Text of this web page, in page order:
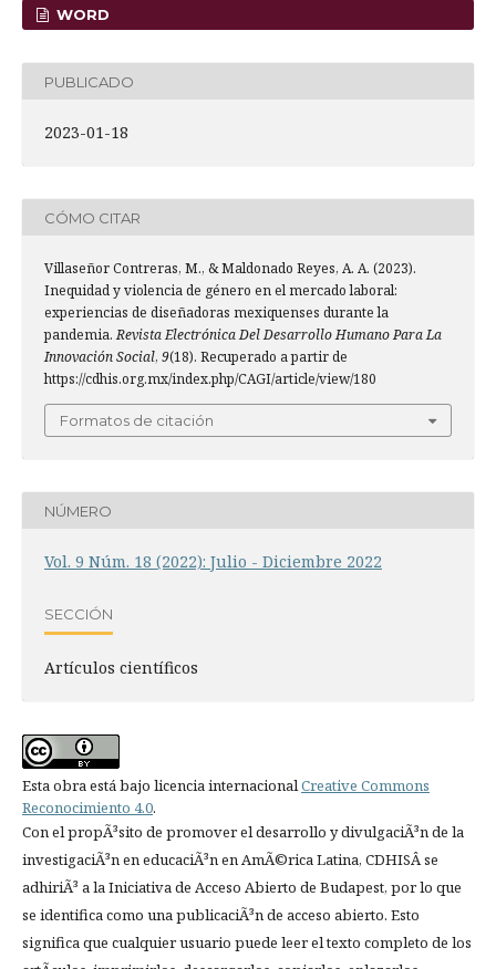
WORD
PUBLICADO
2023-01-18
CÓMO CITAR
Villaseñor Contreras, M., & Maldonado Reyes, A. A. (2023).
Inequidad y violencia de género en el mercado laboral:
experiencias de diseñadoras mexiquenses durante la
pandemia.Revista Electrónica Del Desarrollo Humano Para La
Innovación Social, 9(18). Recuperado a partir de
https://cdhis.org.mx/index.php/CAGI/article/view/180
Formatos de citación
NÚMERO
Vol. 9 Núm. 18 (2022): Julio - Diciembre 2022
SECCIÓN
Artí­culos científicos
Esta obra está bajo licencia internacionalCreative Commons
Reconocimiento 4.0.
Con el propÃ³sito de promover el desarrollo y divulgaciÃ³n de la
investigaciÃ³n en educaciÃ³n en AmÃ©rica Latina, CDHISÂ se
adhiriÃ³ a la Iniciativa de Acceso Abierto de Budapest, por lo que
se identifica como una publicaciÃ³n de acceso abierto. Esto
significa que cualquier usuario puede leer el texto completo de los